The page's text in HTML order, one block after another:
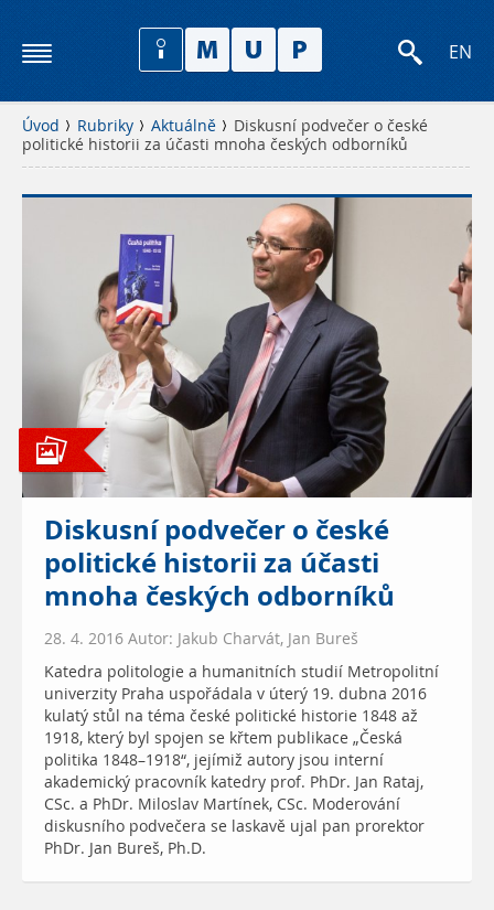
EN
Úvod Rubriky Aktuálně
Diskusní podvečer o české
politické historii za účasti mnoha českých odborníků
Diskusní podvečer o české
politické historii za účasti
mnoha českých odborníků
28. 4. 2016 Autor: Jakub Charvát, Jan Bureš
Katedra politologie a humanitních studií Metropolitní
univerzity Praha uspořádala v úterý 19. dubna 2016
kulatý stůl na téma české politické historie 1848 až
1918, který byl spojen se křtem publikace „Česká
politika 1848–1918“, jejímiž autory jsou interní
akademický pracovník katedry prof. PhDr. Jan Rataj,
CSc. a PhDr. Miloslav Martínek, CSc. Moderování
diskusního podvečera se laskavě ujal pan prorektor
PhDr. Jan Bureš, Ph.D.